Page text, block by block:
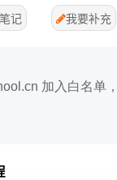
记 我要补充
加入白名单